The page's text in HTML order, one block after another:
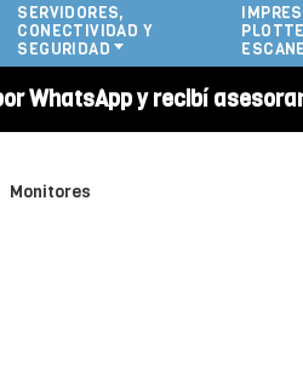
SERVIDORES,
CONECTIVIDAD Y
SEGURIDAD
WhatsApp y recibí
Monitores